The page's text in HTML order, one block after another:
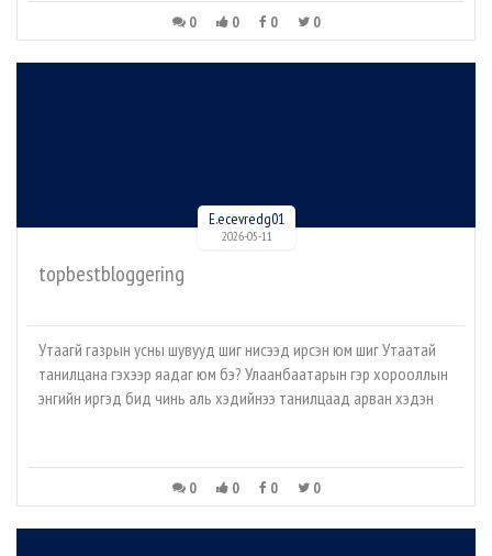
0 0 0 0
E.ecevredg01
2026-05-11
topbestbloggering
Утаагүй газрын усны шувууд шиг нисээд ирсэн юм шиг Утаатай
танилцана гэхээр яадаг юм бэ? Улаанбаатарын гэр хорооллын
энгийн иргэд бид чинь аль хэдийнээ танилцаад арван хэдэн
0 0 0 0